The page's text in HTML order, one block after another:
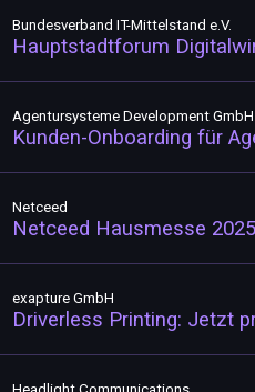
Bundesverband IT-Mittelstand e.V.
Hauptstadtforum
Agentursysteme Development GmbH
Kunden-Onboarding für
Netceed
Netceed Hausmesse
exapture GmbH
Driverless Printing: Jetzt